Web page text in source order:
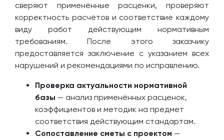
сверяют применённые расценки, проверяют
корректность расчётов и соответствие каждому
виду работ действующим нормативным
требованиям. После этого заказчику
предоставляется заключение с указанием всех
нарушений и рекомендациями по исправлению.
Проверка актуальности нормативной
базы — анализ применённых расценок,
коэффициентов и методик на предмет
соответствия действующим стандартам.
Сопоставление сметы с проектом —